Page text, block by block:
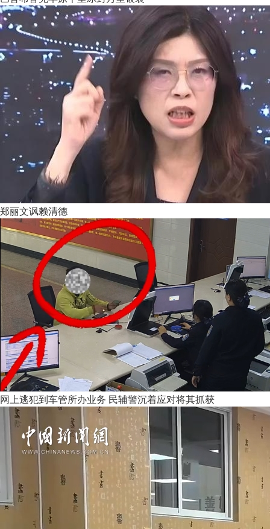
郑丽文讽赖清德
网上逃犯到车管所办业务 民辅警沉着应对将其抓获